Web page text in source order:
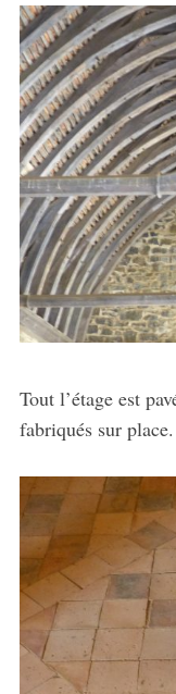
Tout l’étage est
fabriqués sur place.